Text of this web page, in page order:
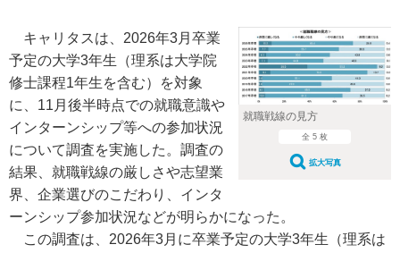
就職戦線の見方
全 5 枚
拡大写真
キャリタスは、2026年3月卒業
予定の大学3年生（理系は大学院
修士課程1年生を含む）を対象
に、11月後半時点での就職意識や
インターンシップ等への参加状況
について調査を実施した。調査の
結果、就職戦線の厳しさや志望業
界、企業選びのこだわり、インタ
ーンシップ参加状況などが明らかになった。
この調査は、2026年3月に卒業予定の大学3年生（理系は